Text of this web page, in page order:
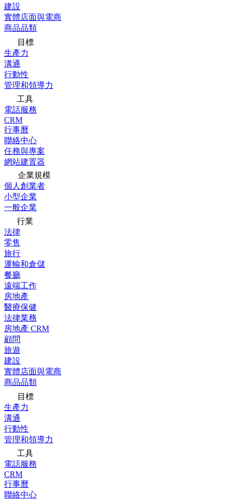
建設
實體店面與電商
商品品類
目標
生產力
溝通
行動性
管理和領導力
工具
電話服務
CRM
行事曆
聯絡中心
任務與專案
網站建置器
企業規模
個人創業者
小型企業
一般企業
行業
法律
零售
旅行
運輸和倉儲
餐廳
遠端工作
房地產
醫療保健
法律業務
房地產 CRM
顧問
旅遊
建設
實體店面與電商
商品品類
目標
生產力
溝通
行動性
管理和領導力
工具
電話服務
CRM
行事曆
聯絡中心